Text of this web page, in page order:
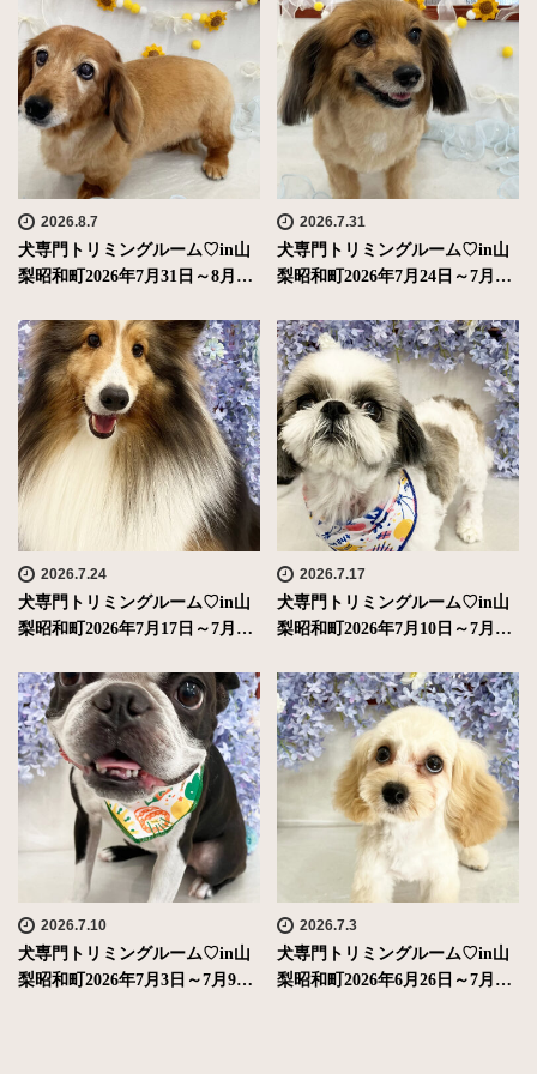
2026.8.7
犬専門トリミングルーム♡in山
梨昭和町2026年7月31日～8月…
2026.7.31
犬専門トリミングルーム♡in山
梨昭和町2026年7月24日～7月…
2026.7.24
犬専門トリミングルーム♡in山
梨昭和町2026年7月17日～7月…
2026.7.17
犬専門トリミングルーム♡in山
梨昭和町2026年7月10日～7月…
2026.7.10
犬専門トリミングルーム♡in山
梨昭和町2026年7月3日～7月9…
2026.7.3
犬専門トリミングルーム♡in山
梨昭和町2026年6月26日～7月…